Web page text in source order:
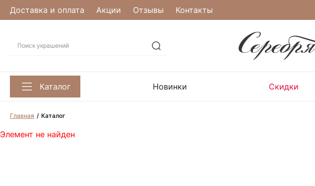
Доставка и оплата Акции Отзывы Контакты
Каталог Новинки Скидки
Главная Каталог
Элемент не найден